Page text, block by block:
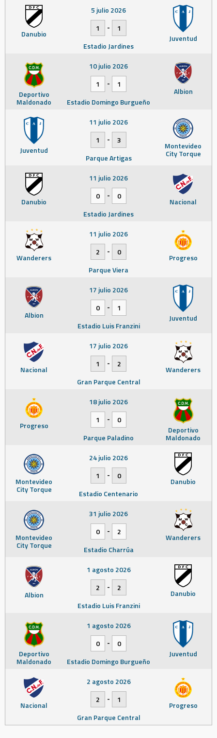
Danubio Juventud
5 julio 2026
1
-
1
Estadio Jardines
Deportivo
Maldonado
Albion
10 julio 2026
1
-
1
Estadio Domingo Burgueño
Juventud Montevideo
City Torque
11 julio 2026
1
-
3
Parque Artigas
Danubio Nacional
11 julio 2026
0
-
0
Estadio Jardines
Wanderers Progreso
11 julio 2026
2
-
0
Parque Viera
Albion Juventud
17 julio 2026
0
-
1
Estadio Luis Franzini
Nacional Wanderers
17 julio 2026
1
-
2
Gran Parque Central
Progreso Deportivo
Maldonado
18 julio 2026
1
-
0
Parque Paladino
Montevideo
City Torque
Danubio
24 julio 2026
1
-
0
Estadio Centenario
Montevideo
City Torque
Wanderers
31 julio 2026
0
-
2
Estadio Charrúa
Albion Danubio
1 agosto 2026
2
-
2
Estadio Luis Franzini
Deportivo
Maldonado
Juventud
1 agosto 2026
0
-
0
Estadio Domingo Burgueño
Nacional Progreso
2 agosto 2026
2
-
1
Gran Parque Central